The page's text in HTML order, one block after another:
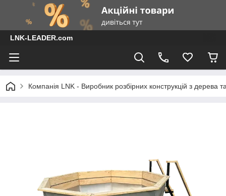
LNK-LEADER.com
Компанія LNK - Виробник розбірних конструкцій з дерева